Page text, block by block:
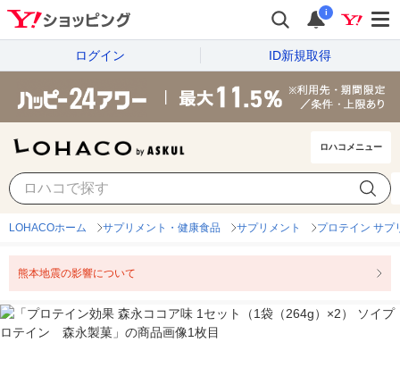
i
ログイン ID新規取得
ロハコメニュー
LOHACOホーム サプリメント・健康食品 サプリメント プロテイン サプ
熊本地震の影響について